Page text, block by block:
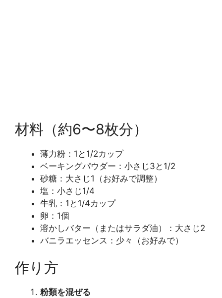
材料（約6〜8枚分）
薄力粉：1と1/2カップ
ベーキングパウダー：小さじ3と1/2
砂糖：大さじ1（お好みで調整）
塩：小さじ1/4
牛乳：1と1/4カップ
卵：1個
溶かしバター（またはサラダ油）：大さじ2
バニラエッセンス：少々（お好みで）
作り方
粉類を混ぜる